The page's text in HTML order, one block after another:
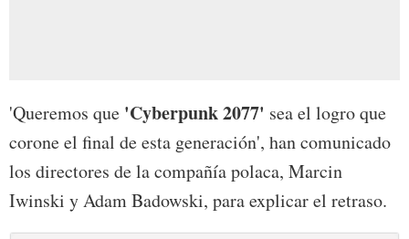
'Queremos que 'Cyberpunk 2077' sea el logro que
corone el final de esta generación', han comunicado
los directores de la compañía polaca, Marcin
Iwinski y Adam Badowski, para explicar el retraso.